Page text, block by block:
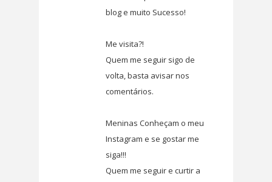
blog e muito Sucesso!
Me visita?!
Quem me seguir sigo de
volta, basta avisar nos
comentários.
Meninas Conheçam o meu
Instagram e se gostar me
siga!!!
Quem me seguir e curtir a